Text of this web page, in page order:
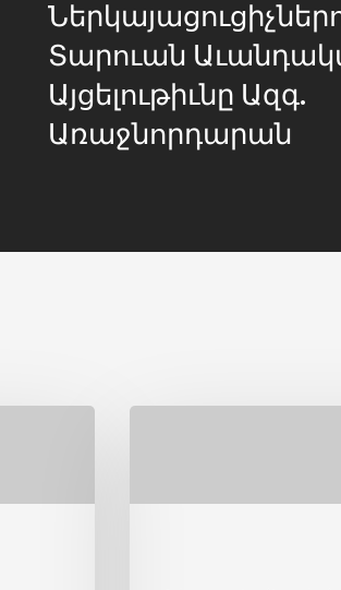
Տարուան
Այցելութիւնը Ազգ.
Առաջնորդարան